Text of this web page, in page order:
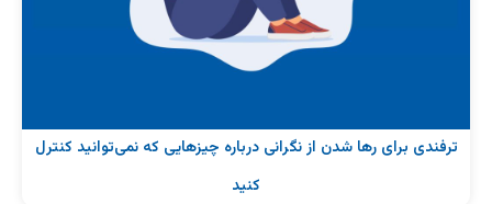
ترفندی برای رها شدن از نگرانی درباره چیزهایی که نمی‌توانید کنترل
کنید